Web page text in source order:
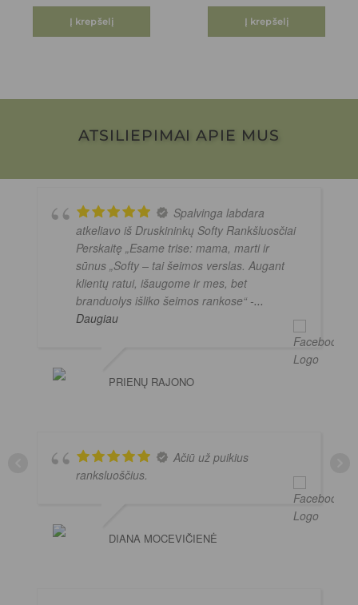
Į krepšelį Į krepšelį
ATSILIEPIMAI APIE MUS
Spalvinga labdara
atkeliavo iš Druskininkų Softy Rankšluosčiai
Perskaitę „Esame trise: mama, marti ir
sūnus „Softy – tai šeimos verslas. Augant
klientų ratui, išaugome ir mes, bet
branduolys išliko šeimos rankose“ -...
Daugiau
PRIENŲ RAJONO
Ačiū už puikius
ranksluoščius.
DIANA MOCEVIČIENĖ